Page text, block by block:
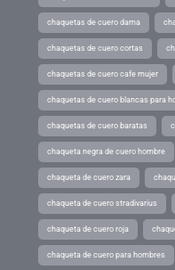
chaquetas de cuero dama
chaquetas de cuero cortas
chaquetas de cuero cafe mujer
chaquetas de cuero blancas para
chaquetas de cuero baratas
chaqueta negra de cuero hombre
chaqueta de cuero zara
chaqueta de cuero stradivarius
chaqueta de cuero roja
chaqueta de cuero para hombres